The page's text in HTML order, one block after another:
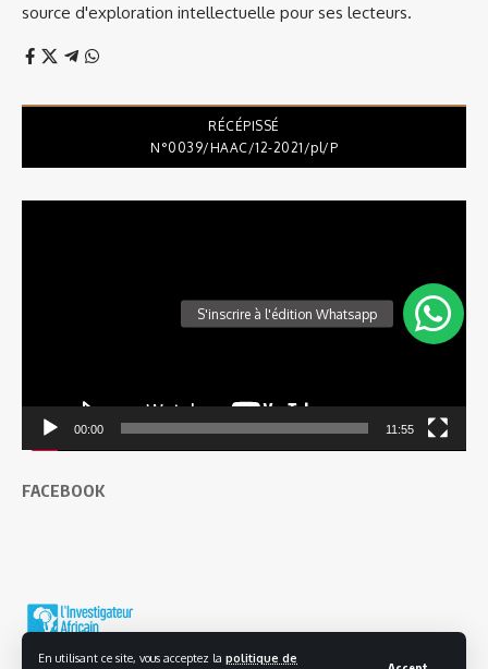
En utilisant ce site, vous acceptez la politique de
source d'exploration intellectuelle pour ses lecteurs.
RÉCÉPISSÉ
N°0039/HAAC/12-2021/pl/P
00:00 11:55
FACEBOOK